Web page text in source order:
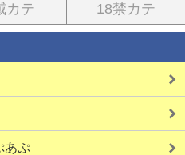
ママ活初心者
カテ 18禁カテ
あぷ